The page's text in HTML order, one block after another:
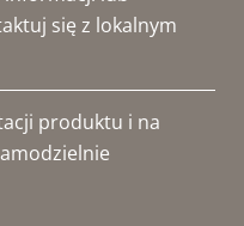
się z lokalnym
produktu i na